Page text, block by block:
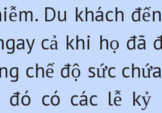
Du khách
cả khi họ đã
chế độ sức
đó có các lễ